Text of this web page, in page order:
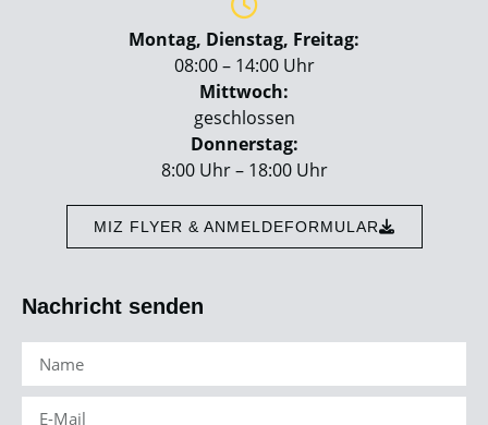
Montag, Dienstag, Freitag:
08:00 – 14:00 Uhr
Mittwoch:
geschlossen
Donnerstag:
8:00 Uhr – 18:00 Uhr
MIZ FLYER & ANMELDEFORMULAR
Nachricht senden